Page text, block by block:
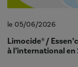
le 05/06/2026
Limocide® /
à l’international